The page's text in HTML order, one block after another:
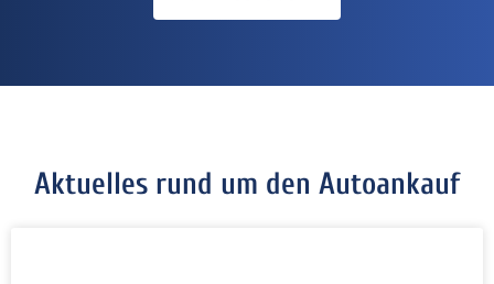
Aktuelles rund um den Autoankauf